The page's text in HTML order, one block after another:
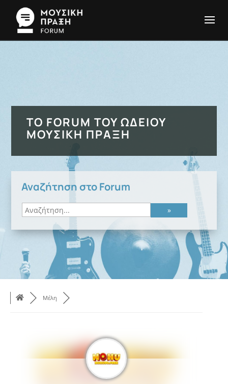
ΤΟ FORUM ΤΟΥ ΩΔΕΊΟΥ
ΜΟΥΣΙΚΉ ΠΡΆΞΗ
Αναζήτηση στο Forum
Μέλη